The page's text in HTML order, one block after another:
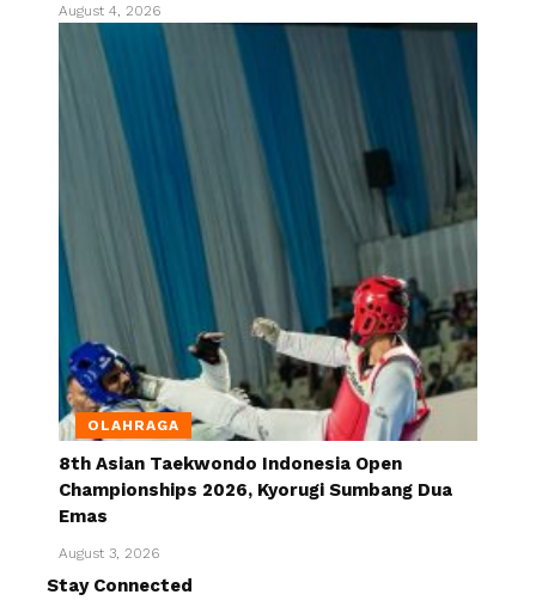
August 4, 2026
OLAHRAGA
8th Asian Taekwondo Indonesia Open
Championships 2026, Kyorugi Sumbang Dua
Emas
August 3, 2026
Stay Connected